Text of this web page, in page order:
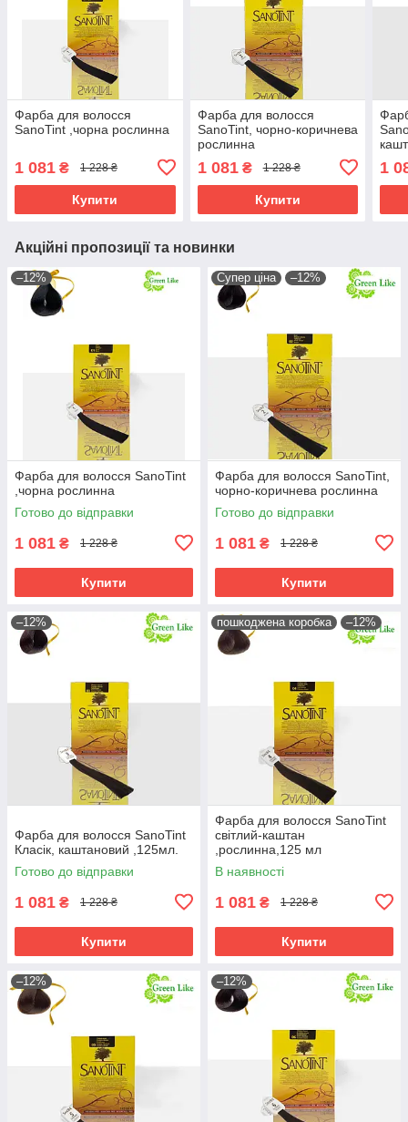
Фарба для волосся
SanoTint ,чорна рослинна
1 081 ₴ 1 228 ₴
Купити
Фарба для волосся
SanoTint, чорно-коричнева
рослинна
1 081₴ 1 228 ₴
Купити
1
Акційні пропозиції та новинки
–12%
Фарба для волосся SanoTint
,чорна рослинна
Готово до відправки
1 081 ₴ 1 228 ₴
Купити
Супер ціна –12%
Фарба для волосся SanoTint,
чорно-коричнева рослинна
Готово до відправки
1 081 ₴ 1 228 ₴
Купити
–12%
Фарба для волосся SanoTint
Класік, каштановий ,125мл.
Готово до відправки
1 081 ₴ 1 228 ₴
Купити
пошкоджена коробка –12%
Фарба для волосся SanoTint
світлий-каштан
,рослинна,125 мл
В наявності
1 081 ₴ 1 228 ₴
Купити
–12% –12%